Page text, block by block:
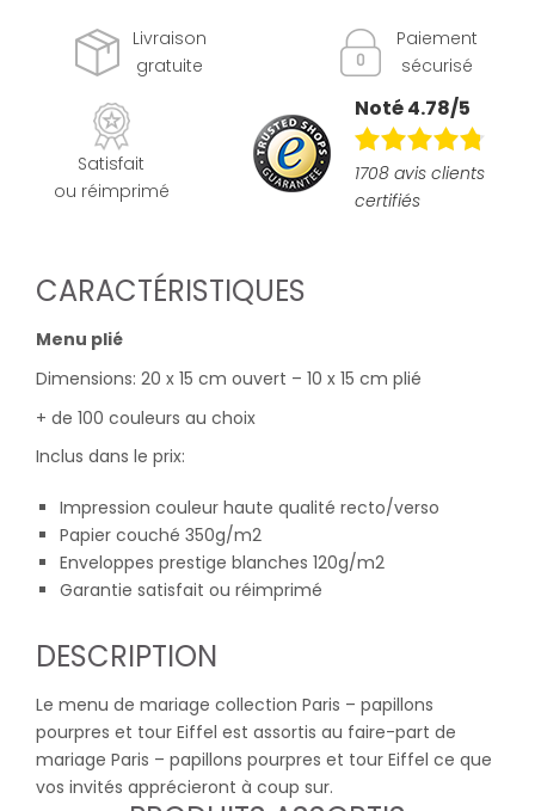
Livraison
gratuite
Paiement
sécurisé
Satisfait
ou réimprimé
Noté 4.78/5
1708 avis clients
certifiés
CARACTÉRISTIQUES
Menu plié
Dimensions: 20 x 15 cm ouvert – 10 x 15 cm plié
+ de 100 couleurs au choix
Inclus dans le prix:
Impression couleur haute qualité recto/verso
Papier couché 350g/m2
Enveloppes prestige blanches 120g/m2
Garantie satisfait ou réimprimé
DESCRIPTION
Le menu de mariage collection Paris – papillons
pourpres et tour Eiffel est assortis au faire-part de
mariage Paris – papillons pourpres et tour Eiffel ce que
vos invités apprécieront à coup sur.